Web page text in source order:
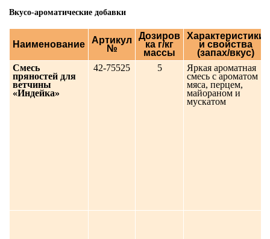
Вкусо-ароматические добавки
Наименование
Артикул
№
Дозиров
ка г/кг
массы
Характеристики
и свойства
(запах/вкус)
Смесь
пряностей для
ветчины
«Индейка»
42-75525 5
Яркая ароматная
смесь с ароматом
мяса, перцем,
майораном и
мускатом